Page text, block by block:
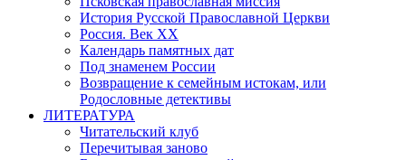
История Русской Православной Церкви
Россия. Век ХХ
Календарь памятных дат
Под знаменем России
Возвращение к семейным истокам, или
Родословные детективы
ЛИТЕРАТУРА
Читательский клуб
Перечитывая заново